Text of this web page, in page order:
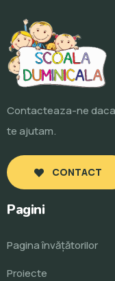
Contacteaza-ne
te ajutam.
CONTACT
Pagini
Pagina învăţătorilor
Proiecte